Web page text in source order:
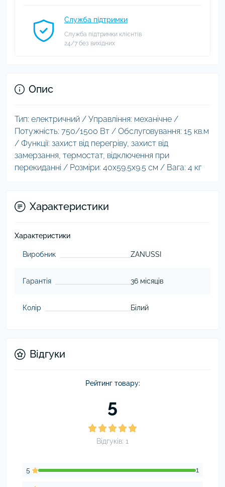
Служба підтримки
Служба підтримки клієнтів
24/7 без вихідних
Опис
Тип: електричний / Управління: механічне /
Потужність: 750/1500 Вт / Обслуговування: 15 кв.м
/ Функції: захист від перегріву, захист від
замерзання, термостат, відключення при
перекиданні / Розміри: 40x59.5x9.5 см / Вага: 4 кг
Характеристики
Характеристики
Виробник ZANUSSI
Гарантія 36 місяців
Колір Білий
Відгуки
Рейтинг товару:
5
Відгуків: 1
5 1